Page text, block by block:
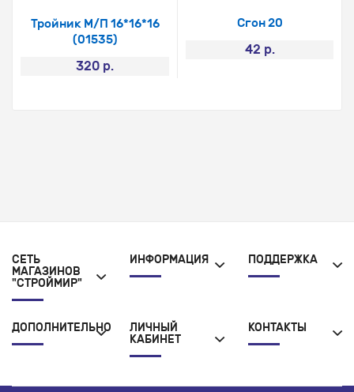
Тройник М/П 16*16*16
(01535)
320 р.
Сгон 20
42 р.
СЕТЬ
МАГАЗИНОВ
"СТРОЙМИР"
ИНФОРМАЦИЯ ПОДДЕРЖКА
ДОПОЛНИТЕЛЬНО
ЛИЧНЫЙ
КАБИНЕТ
КОНТАКТЫ